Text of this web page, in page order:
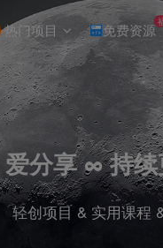
热门项目 免费资源
爱分享 ∞ 持
轻创项目 & 实用课程